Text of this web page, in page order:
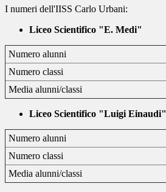
I numeri dell'IISS Carlo Urbani:
Liceo Scientifico "E. Medi"
Numero alunni
Numero classi
Media alunni/classi
Liceo Scientifico "Luigi Einaudi"
Numero alunni
Numero classi
Media alunni/classi